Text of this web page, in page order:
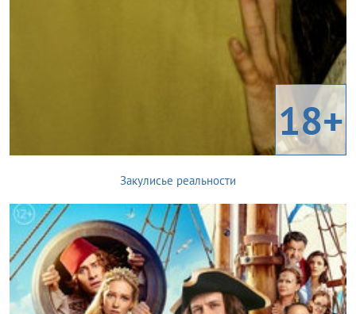
18+
Закулисье реальности